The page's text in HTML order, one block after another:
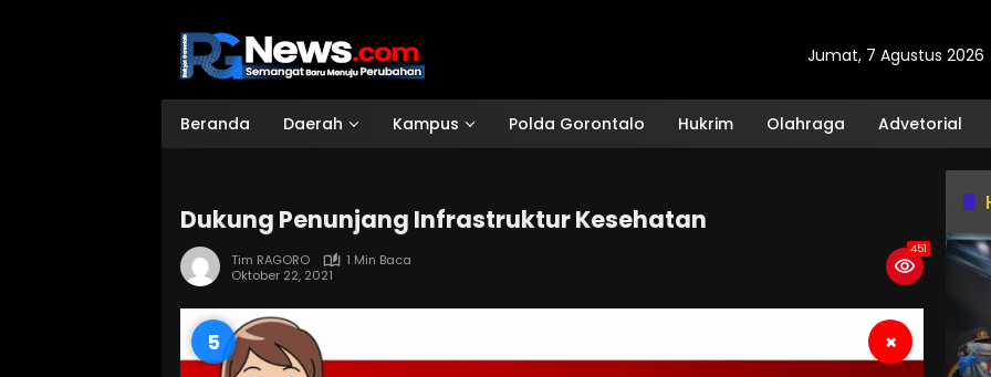
Jumat, 7 Agustus 2026
Beranda Daerah Kampus Polda Gorontalo Hukrim Olahraga Advetorial
Dukung Penunjang Infrastruktur Kesehatan
Tim RAGORO
1 Min Baca
Oktober 22, 2021
451
4 ×